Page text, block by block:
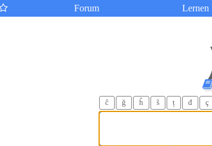
Forum Lernen
ĉ ğ ĥ ŝ ț đ ç